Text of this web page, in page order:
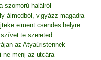
szomorú halálról
álmodból, vigyázz magadra
elment csendes helyre
te szereted
az Atyaúristennek
ne menj az utcára